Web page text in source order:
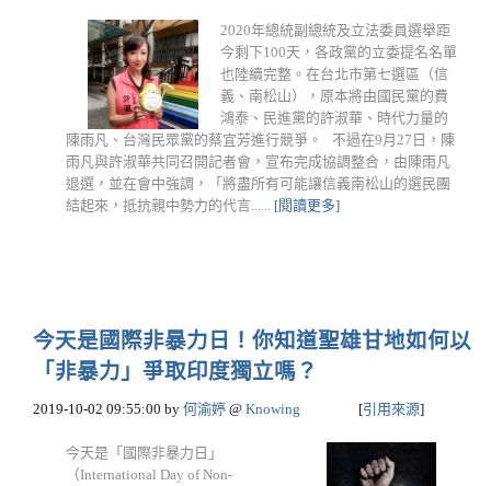
2020年總統副總統及立法委員選舉距
今剩下100天，各政黨的立委提名名單
也陸續完整。在台北市第七選區（信
義、南松山），原本將由國民黨的費
鴻泰、民進黨的許淑華、時代力量的
陳雨凡、台灣民眾黨的蔡宜芳進行競爭。 不過在9月27日，陳
雨凡與許淑華共同召開記者會，宣布完成協調整合，由陳雨凡
退選，並在會中強調，「將盡所有可能讓信義南松山的選民團
結起來，抵抗親中勢力的代言...... [閱讀更多]
今天是國際非暴力日！你知道聖雄甘地如何以
「非暴力」爭取印度獨立嗎？
2019-10-02 09:55:00 by 何渝婷 @ Knowing [引用來源]
今天是「國際非暴力日」
（International Day of Non-